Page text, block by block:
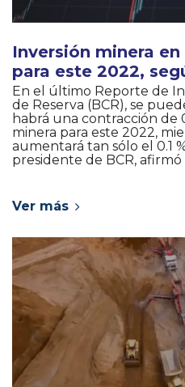
Inversión minera
para este 2022,
En el último Reporte de
de Reserva (BCR), se
habrá una contracción de
minera para este 2022,
aumentará tan sólo el 0.1
presidente de BCR,
Ver más